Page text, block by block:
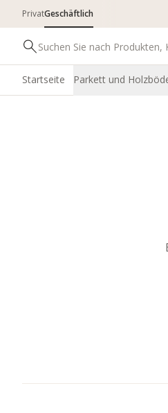
PrivatGeschäftlich
Startseite Parkett und